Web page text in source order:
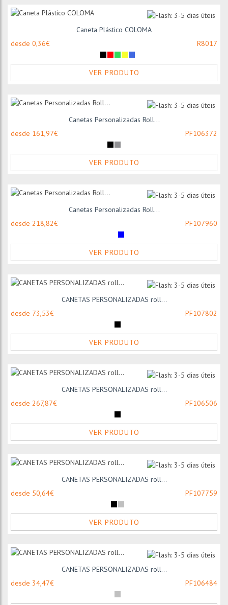
Caneta Plástico COLOMA
desde 0,36€
R8017
VER PRODUTO
Canetas Personalizadas Roll...
desde 161,97€
PF106372
VER PRODUTO
Canetas Personalizadas Roll...
desde 218,82€
PF107960
VER PRODUTO
CANETAS PERSONALIZADAS roll...
desde 73,53€
PF107802
VER PRODUTO
CANETAS PERSONALIZADAS roll...
desde 267,87€
PF106506
VER PRODUTO
CANETAS PERSONALIZADAS roll...
desde 50,64€
PF107759
VER PRODUTO
CANETAS PERSONALIZADAS roll...
desde 34,47€
PF106484